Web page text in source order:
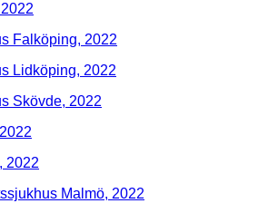
Falköping, 2022
Lidköping, 2022
Skövde, 2022
2022
Malmö, 2022